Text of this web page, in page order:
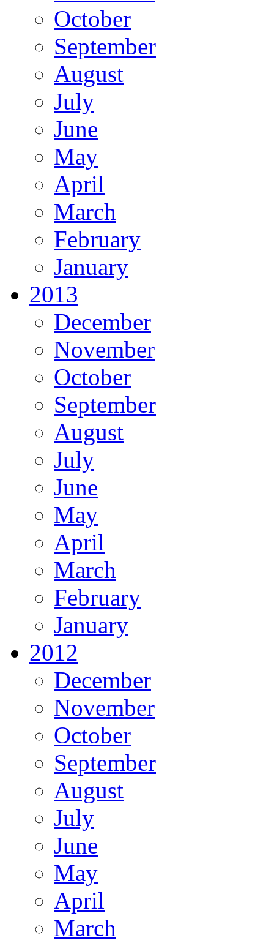
October
September
August
July
June
May
April
March
February
January
2013
December
November
October
September
August
July
June
May
April
March
February
January
2012
December
November
October
September
August
July
June
May
April
March